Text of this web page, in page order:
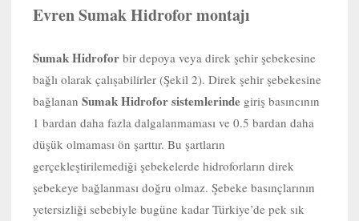
Evren Sumak Hidrofor montajı
Sumak Hidrofor bir depoya veya direk şehir şebekesine
bağlı olarak çalışabilirler (Şekil 2). Direk şehir şebekesine
bağlanan Sumak Hidrofor sistemlerinde giriş basıncının
1 bardan daha fazla dalgalanmaması ve 0.5 bardan daha
düşük olmaması ön şarttır. Bu şartların
gerçekleştirilemediği şebekelerde hidroforların direk
şebekeye bağlanması doğru olmaz. Şebeke basınçlarının
yetersizliği sebebiyle bugüne kadar Türkiye’de pek sık